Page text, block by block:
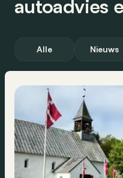
autoadvies
Alle Nieuws